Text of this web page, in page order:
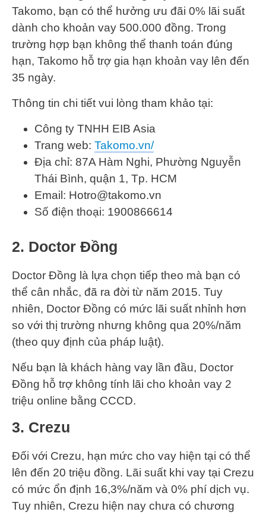
Takomo, bạn có thể hưởng ưu đãi 0% lãi suất
dành cho khoản vay 500.000 đồng. Trong
trường hợp bạn không thể thanh toán đúng
hạn, Takomo hỗ trợ gia hạn khoản vay lên đến
35 ngày.
Thông tin chi tiết vui lòng tham khảo tại:
Công ty TNHH EIB Asia
Trang web: Takomo.vn/
Địa chỉ: 87A Hàm Nghi, Phường Nguyễn
Thái Bình, quận 1, Tp. HCM
Email: Hotro@takomo.vn
Số điện thoại: 1900866614
2. Doctor Đồng
Doctor Đồng là lựa chọn tiếp theo mà bạn có
thể cân nhắc, đã ra đời từ năm 2015. Tuy
nhiên, Doctor Đồng có mức lãi suất nhỉnh hơn
so với thị trường nhưng không qua 20%/năm
(theo quy định của pháp luật).
Nếu bạn là khách hàng vay lần đầu, Doctor
Đồng hỗ trợ không tính lãi cho khoản vay 2
triệu online bằng CCCD.
3. Crezu
Đối với Crezu, hạn mức cho vay hiện tại có thể
lên đến 20 triệu đồng. Lãi suất khi vay tại Crezu
có mức ổn định 16,3%/năm và 0% phí dịch vụ.
Tuy nhiên, Crezu hiện nay chưa có chương